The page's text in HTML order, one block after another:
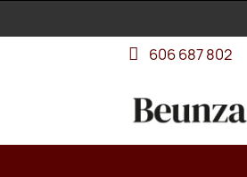
606 687 802